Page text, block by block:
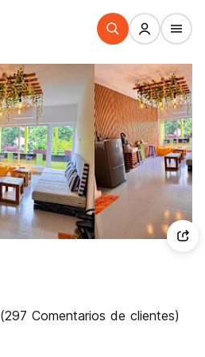
(297 Comentarios de clientes)